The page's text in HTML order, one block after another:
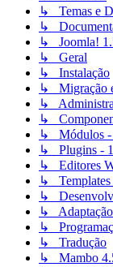
↳ Temas e
↳
↳ Joomla!
↳ Geral
↳ Instalação
↳ Migração
↳
↳
↳ Módulos -
↳ Plugins -
↳ Editores
↳ Templates
↳
↳ Adaptação
↳
↳ Tradução
↳ Mambo